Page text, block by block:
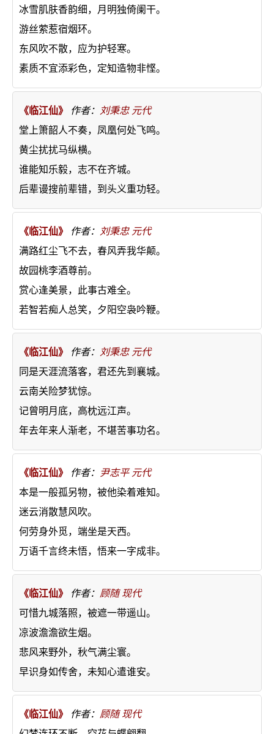
冰雪肌肤香韵细，月明独倚阑干。
游丝萦惹宿烟环。
东风吹不散，应为护轻寒。
素质不宜添彩色，定知造物非悭。
《临江仙》 作者： 刘秉忠 元代
堂上箫韶人不奏，凤凰何处飞鸣。
黄尘扰扰马纵横。
谁能知乐毅，志不在齐城。
后辈谩搜前辈错，到头义重功轻。
《临江仙》 作者： 刘秉忠 元代
满路红尘飞不去，春风弄我华颠。
故园桃李酒尊前。
赏心逢美景，此事古难全。
若智若痴人总笑，夕阳空袅吟鞭。
《临江仙》 作者： 刘秉忠 元代
同是天涯流落客，君还先到襄城。
云南关险梦犹惊。
记曾明月底，高枕远江声。
年去年来人渐老，不堪苦事功名。
《临江仙》 作者： 尹志平 元代
本是一般孤另物，被他染着难知。
迷云消散慧风吹。
何劳身外觅，端坐是天西。
万语千言终未悟，悟来一字成非。
《临江仙》 作者： 顾随 现代
可惜九城落照，被遮一带遥山。
凉波澹澹欲生烟。
悲风来野外，秋气满尘寰。
早识身如传舍，未知心遣谁安。
《临江仙》 作者： 顾随 现代